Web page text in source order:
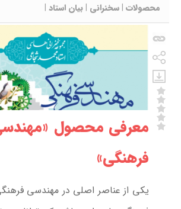
محصولات | سخنرانی | بیان استاد |
معرفی م‍حصول
فرهنگی»
یکی از عناصر اصلی در مهندسی